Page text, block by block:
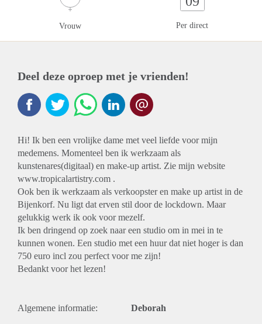
Vrouw Per direct
Deel deze oproep met je vrienden!
Hi! Ik ben een vrolijke dame met veel liefde voor mijn
medemens. Momenteel ben ik werkzaam als
kunstenares(digitaal) en make-up artist. Zie mijn website
www.tropicalartistry.com .
Ook ben ik werkzaam als verkoopster en make up artist in de
Bijenkorf. Nu ligt dat erven stil door de lockdown. Maar
gelukkig werk ik ook voor mezelf.
Ik ben dringend op zoek naar een studio om in mei in te
kunnen wonen. Een studio met een huur dat niet hoger is dan
750 euro incl zou perfect voor me zijn!
Bedankt voor het lezen!
Algemene informatie: Deborah